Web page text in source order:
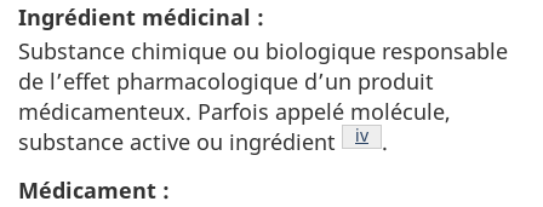
Ingrédient médicinal :
Substance chimique ou biologique responsable
de l’effet pharmacologique d’un produit
médicamenteux. Parfois appelé molécule,
substance active ou ingrédient
Note de bas de page
iv
.
Médicament :